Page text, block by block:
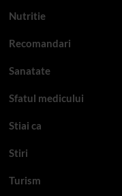
Nutritie
Recomandari
Sanatate
Sfatul medicului
Stiai ca
Stiri
Turism